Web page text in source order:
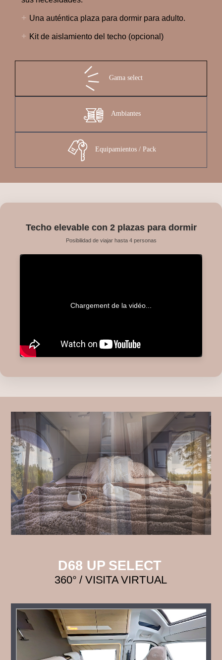
+ Una auténtica plaza para dormir para adulto.
+ Kit de aislamiento del techo (opcional)
Gama select
Ambiantes
Equipamientos / Pack
Techo elevable con 2 plazas para dormir
Posibilidad de viajar hasta 4 personas
Chargement de la vidéo...
D68 UP SELECT
360° / VISITA VIRTUAL